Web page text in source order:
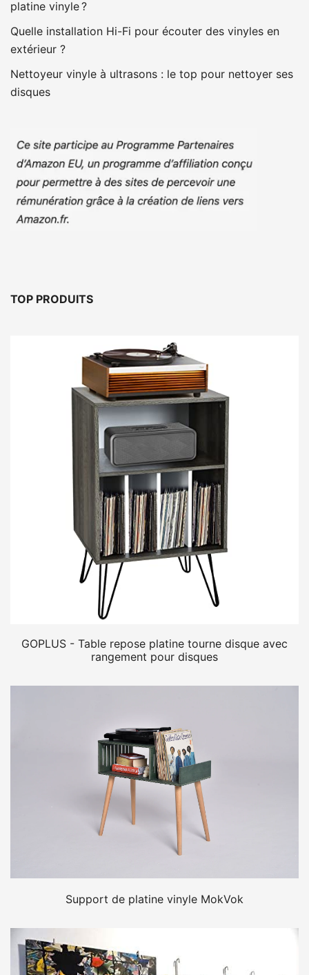
platine vinyle ?
Quelle installation Hi-Fi pour écouter des vinyles en
extérieur ?
Nettoyeur vinyle à ultrasons : le top pour nettoyer ses
disques
TOP PRODUITS
GOPLUS - Table repose platine tourne disque avec
rangement pour disques
Support de platine vinyle MokVok